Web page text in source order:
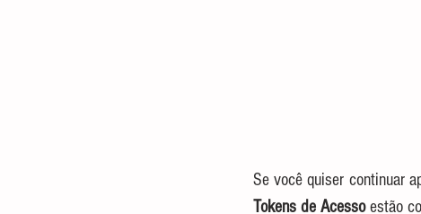
Se você quiser continuar
Tokens de Acesso estão